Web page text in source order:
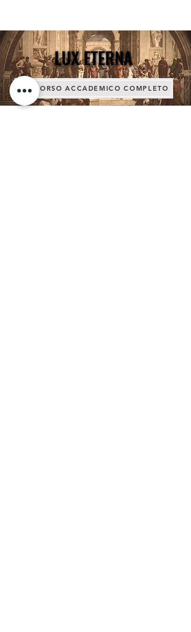
PERCORSO ACCADEMICO COMPLETO
LUX ETERNA
LUX ETERNA